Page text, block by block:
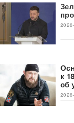
к
об